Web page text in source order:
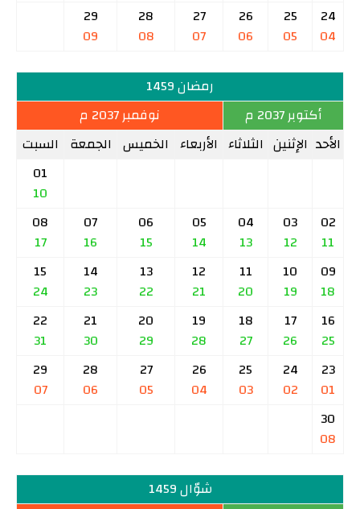
24
04
25
05
26
06
27
07
28
08
29
09
رمضان 1459
أكتوبر 2037 م
نوفمبر 2037 م
الأحد الإثنين الثلاثاء الأربعاء الخميس الجمعة السبت
01
10
02
11
03
12
04
13
05
14
06
15
07
16
08
17
09
18
10
19
11
20
12
21
13
22
14
23
15
24
16
25
17
26
18
27
19
28
20
29
21
30
22
31
23
01
24
02
25
03
26
04
27
05
28
06
29
07
30
08
شوّال 1459